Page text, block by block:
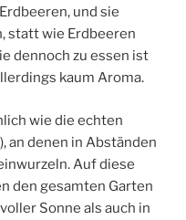
und sie
statt wie Erdbeeren
dennoch zu essen ist
kaum Aroma.
wie die echten
an denen in Abständen
Auf diese
den gesamten Garten
Sonne als auch in